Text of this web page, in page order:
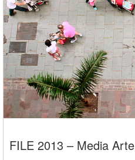
FILE 2013 – Media Arte